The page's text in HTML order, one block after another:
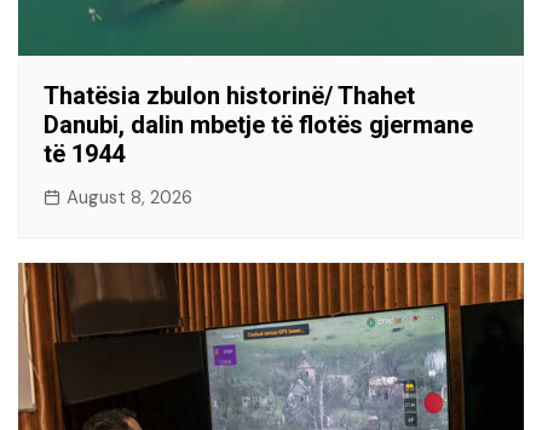
Thatësia zbulon historinë/ Thahet
Danubi, dalin mbetje të flotës gjermane
të 1944
August 8, 2026